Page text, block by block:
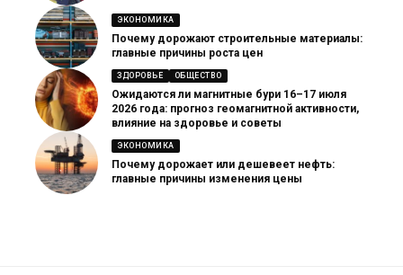
ЭКОНОМИКА
Почему дорожают строительные материалы:
главные причины роста цен
ЗДОРОВЬЕ ОБЩЕСТВО
Ожидаются ли магнитные бури 16–17 июля
2026 года: прогноз геомагнитной активности,
влияние на здоровье и советы
ЭКОНОМИКА
Почему дорожает или дешевеет нефть:
главные причины изменения цены